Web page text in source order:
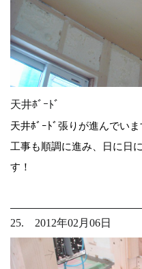
天井ﾎﾞｰﾄﾞ
天井ﾎﾞｰﾄﾞ張りが進んでいま
工事も順調に進み、日に日
す！
25. 2012年02月06日